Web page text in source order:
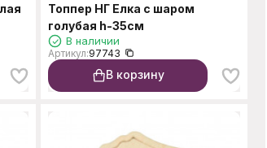
Топпер НГ Елка с шаром
голубая h-35см
В наличии
Артикул:97743
В корзину